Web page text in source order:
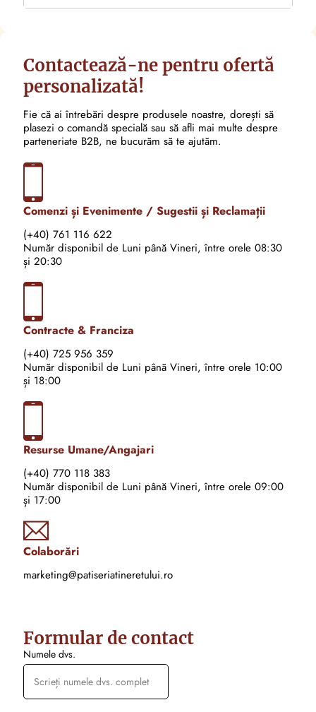
Contactează-ne pentru ofertă
personalizată!
Fie că ai întrebări despre produsele noastre, dorești să
plasezi o comandă specială sau să afli mai multe despre
parteneriate B2B, ne bucurăm să te ajutăm.
Comenzi și Evenimente / Sugestii și Reclamații
(+40) 761 116 622
Număr disponibil de Luni până Vineri, între orele 08:30
și 20:30
Contracte & Franciza
(+40) 725 956 359
Număr disponibil de Luni până Vineri, între orele 10:00
și 18:00
Resurse Umane/Angajari
(+40) 770 118 383
Număr disponibil de Luni până Vineri, între orele 09:00
și 17:00
Colaborări
marketing@patiseriatineretului.ro
Formular de contact
Numele dvs.